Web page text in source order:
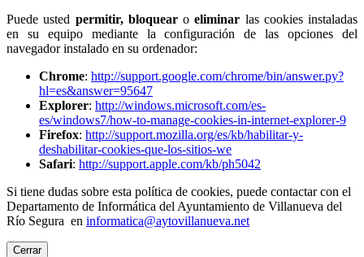
Puede usted permitir, bloquearoeliminar las cookies instaladas
en su equipo mediante la configuración de las opciones del
navegador instalado en su ordenador:
Chrome: http://support.google.com/chrome/bin/answer.py?
hl=es&answer=95647
Explorer: http://windows.microsoft.com/es-
es/windows7/how-to-manage-cookies-in-internet-explorer-9
Firefox: http://support.mozilla.org/es/kb/habilitar-y-
deshabilitar-cookies-que-los-sitios-we
Safari: http://support.apple.com/kb/ph5042
Si tiene dudas sobre esta política de cookies, puede contactar con el
Departamento de Informática del Ayuntamiento de Villanueva del
Río Segura en informatica@aytovillanueva.net
Cerrar